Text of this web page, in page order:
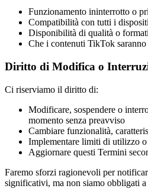
Funzionamento ininterrotto o
Compatibilità con tutti i
Disponibilità di qualità o
Che i contenuti TikTok saranno
Diritto di Modifica o
Ci riserviamo il diritto di:
Modificare, sospendere o
momento senza preavviso
Cambiare funzionalità,
Implementare limiti di utilizzo
Aggiornare questi Termini
Faremo sforzi ragionevoli per
significativi, ma non siamo obbligati